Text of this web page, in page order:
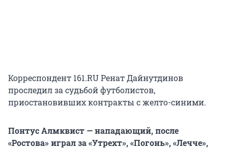
Корреспондент 161.RU Ренат Дайнутдинов
проследил за судьбой футболистов,
приостановивших контракты с желто-синими.
Понтус Алмквист — нападающий, после
«Ростова» играл за «Утрехт», «Погонь», «Лечче»,